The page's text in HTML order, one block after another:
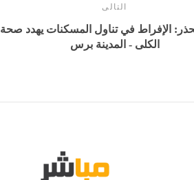
التالى
الإفراط في تناول المسكنات يهدد صحة
الكلى - المدينة برس